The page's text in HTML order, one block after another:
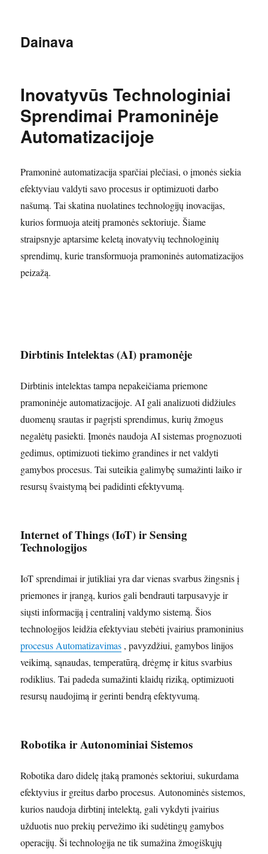
Dainava
Inovatyvūs Technologiniai
Sprendimai Pramoninėje
Automatizacijoje
Pramoninė automatizacija sparčiai plečiasi, o įmonės siekia
efektyviau valdyti savo procesus ir optimizuoti darbo
našumą. Tai skatina nuolatines technologijų inovacijas,
kurios formuoja ateitį pramonės sektoriuje. Šiame
straipsnyje aptarsime keletą inovatyvių technologinių
sprendimų, kurie transformuoja pramoninės automatizacijos
peizažą.
Dirbtinis Intelektas (AI) pramonėje
Dirbtinis intelektas tampa nepakeičiama priemone
pramoninėje automatizacijoje. AI gali analizuoti didžiules
duomenų srautas ir pagrįsti sprendimus, kurių žmogus
negalėtų pasiekti. Įmonės naudoja AI sistemas prognozuoti
gedimus, optimizuoti tiekimo grandines ir net valdyti
gamybos procesus. Tai suteikia galimybę sumažinti laiko ir
resursų švaistymą bei padidinti efektyvumą.
Internet of Things (IoT) ir Sensing
Technologijos
IoT sprendimai ir jutikliai yra dar vienas svarbus žingsnis į
priemones ir įrangą, kurios gali bendrauti tarpusavyje ir
siųsti informaciją į centralinį valdymo sistemą. Šios
technologijos leidžia efektyviau stebėti įvairius pramoninius
procesus Automatizavimas , pavyzdžiui, gamybos linijos
veikimą, sąnaudas, temperatūrą, drėgmę ir kitus svarbius
rodiklius. Tai padeda sumažinti klaidų riziką, optimizuoti
resursų naudojimą ir gerinti bendrą efektyvumą.
Robotika ir Autonominiai Sistemos
Robotika daro didelę įtaką pramonės sektoriui, sukurdama
efektyvius ir greitus darbo procesus. Autonominės sistemos,
kurios naudoja dirbtinį intelektą, gali vykdyti įvairius
užduotis nuo prekių pervežimo iki sudėtingų gamybos
operacijų. Ši technologija ne tik sumažina žmogiškųjų